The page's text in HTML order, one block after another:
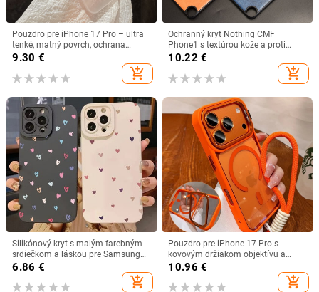
Pouzdro pre iPhone 17 Pro – ultra
tenké, matný povrch, ochrana
objektívu, proti pádu
9.30 €
add_shopping_cart
Ochranný kryt Nothing CMF
Phone1 s textúrou kože a proti
pádu ochranou
10.22 €
add_shopping_cart
Silikónový kryt s malým farebným
srdiečkom a láskou pre Samsung
Galaxy S25 S24 S23 Ultra S22 Plus
S21 FE A16 A14 A13 A34 A54 A33
6.86 €
add_shopping_cart
Pouzdro pre iPhone 17 Pro s
kovovým držiakom objektívu a
fóliou ochrannou objektívu —
magnetické, nárazu odolné, držiak
objektívu, odvádzanie tepla, proti
10.96 €
add_shopping_cart